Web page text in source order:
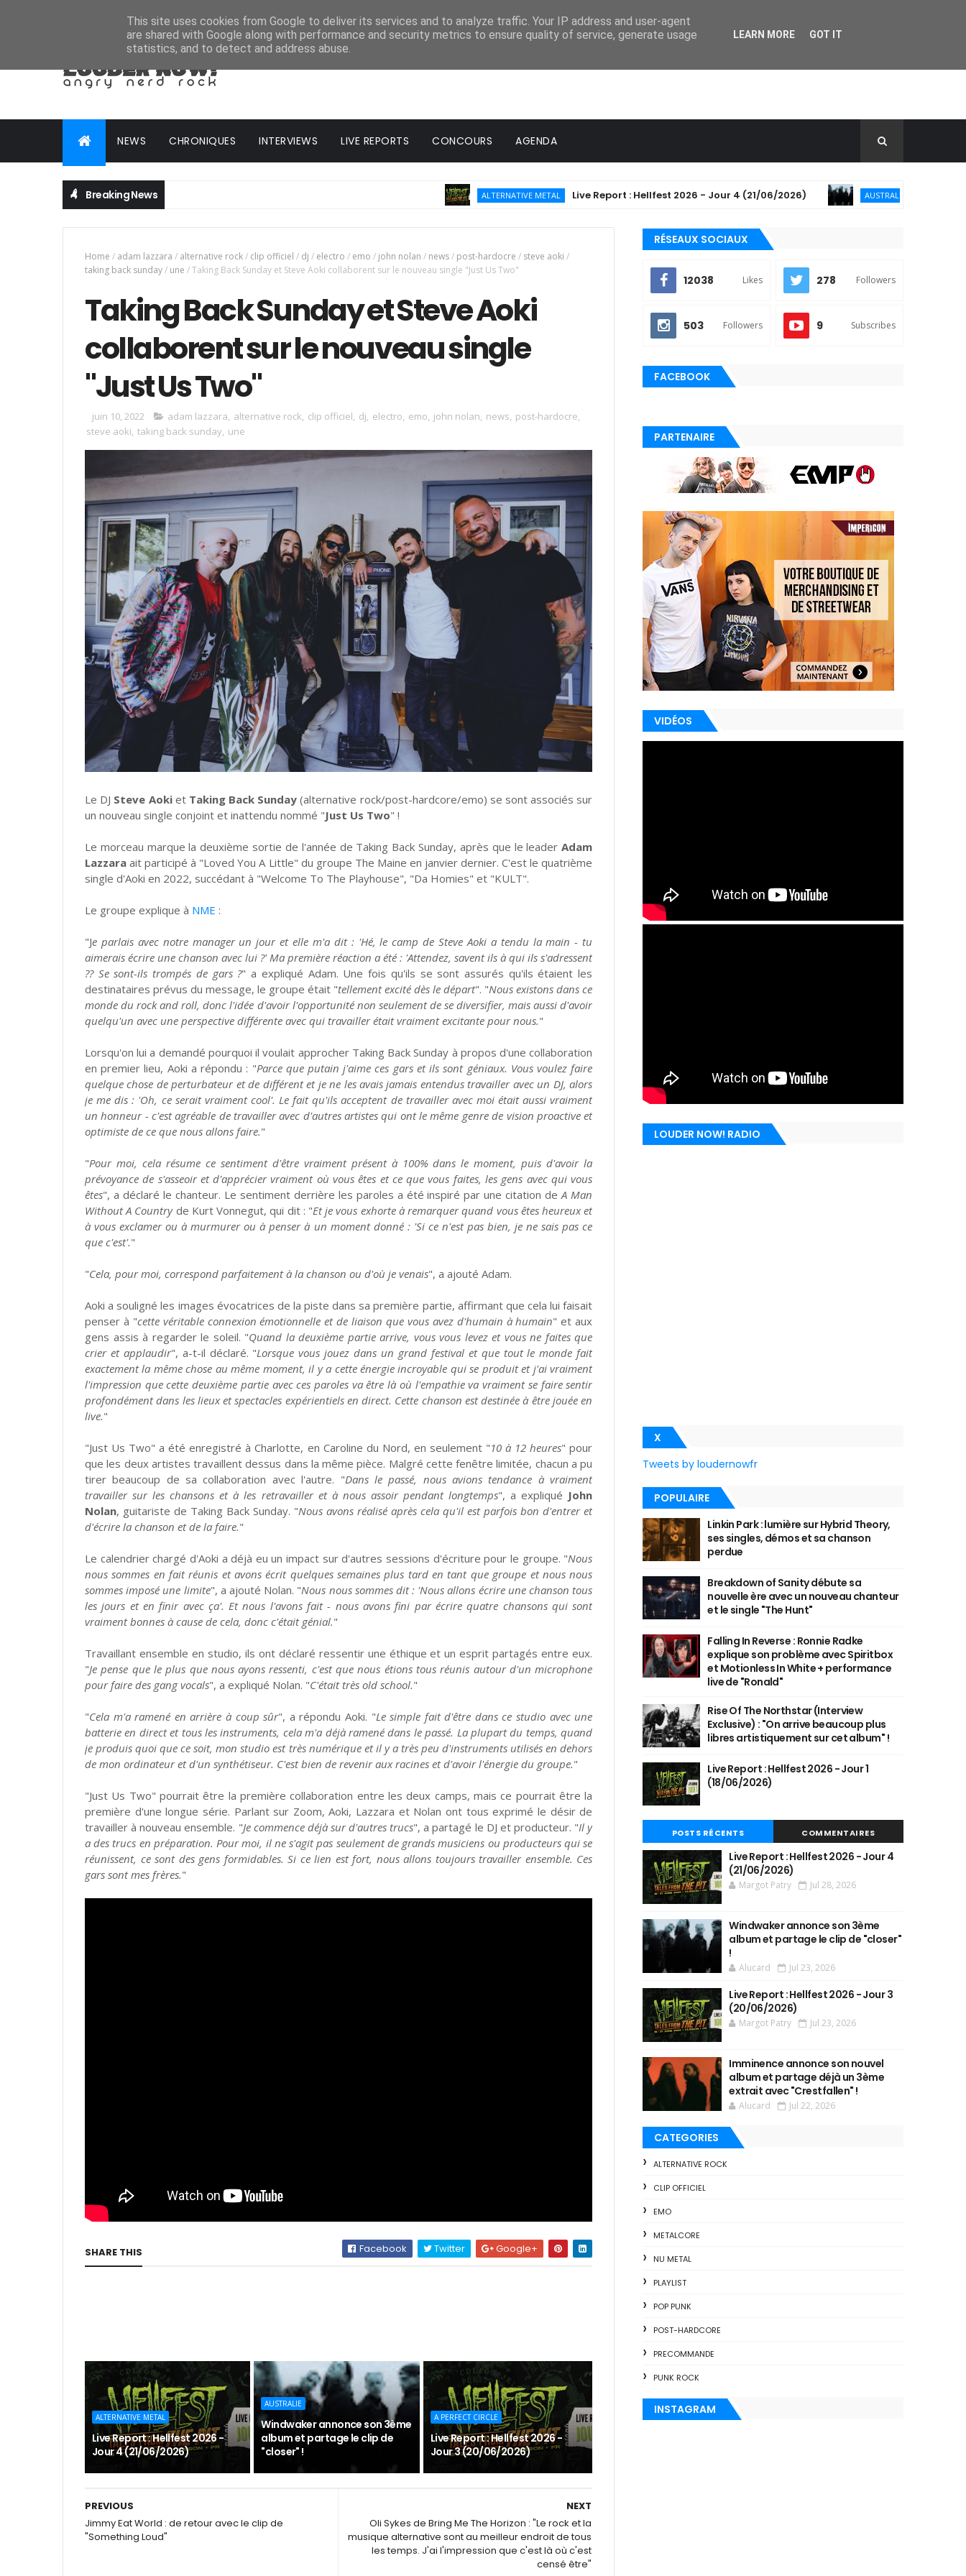
NEWS CHRONIQUES INTERVIEWS LIVE REPORTS CONCOURS AGENDA
Breaking News ALTERNATIVE METAL Live Report : Hellfest 2026 - Jour 4 (21/06/2026) AUSTRALIE Windwaker
Home / adam lazzara / alternative rock/ clip officiel / dj / electro / emo / john nolan / news/ post-hardocre / steve aoki /
taking back sunday/ une /Taking Back Sunday et Steve Aoki collaborent sur le nouveau single "Just Us Two"
Taking Back Sunday et Steve Aoki
collaborent sur le nouveau single
"Just Us Two"
juin 10, 2022 adam lazzara, alternative rock, clip officiel, dj, electro, emo, john nolan, news, post-hardocre,
steve aoki, taking back sunday, une
Le DJ Steve Aokiet Taking Back Sunday (alternative rock/post-hardcore/emo) se sont associés sur
un nouveau single conjoint et inattendu nommé "Just Us Two" !
Le morceau marque la deuxième sortie de l'année de Taking Back Sunday, après que le leader Adam
Lazzara ait participé à "Loved You A Little" du groupe The Maine en janvier dernier. C'est le quatrième
single d'Aoki en 2022, succédant à "Welcome To The Playhouse", "Da Homies" et "KULT".
Le groupe explique à NME :
"Je parlais avec notre manager un jour et elle m'a dit : 'Hé, le camp de Steve Aoki a tendu la main - tu
aimerais écrire une chanson avec lui ?' Ma première réaction a été : 'Attendez, savent ils à qui ils s'adressent
?? Se sont-ils trompés de gars ?" a expliqué Adam. Une fois qu'ils se sont assurés qu'ils étaient les
destinataires prévus du message, le groupe était "tellement excité dès le départ". "Nous existons dans ce
monde du rock and roll, donc l'idée d'avoir l'opportunité non seulement de se diversifier, mais aussi d'avoir
quelqu'un avec une perspective différente avec qui travailler était vraiment excitante pour nous."
Lorsqu'on lui a demandé pourquoi il voulait approcher Taking Back Sunday à propos d'une collaboration
en premier lieu, Aoki a répondu : "Parce que putain j'aime ces gars et ils sont géniaux. Vous voulez faire
quelque chose de perturbateur et de différent et je ne les avais jamais entendus travailler avec un DJ, alors
je me dis : 'Oh, ce serait vraiment cool'. Le fait qu'ils acceptent de travailler avec moi était aussi vraiment
un honneur - c'est agréable de travailler avec d'autres artistes qui ont le même genre de vision proactive et
optimiste de ce que nous allons faire."
"Pour moi, cela résume ce sentiment d'être vraiment présent à 100% dans le moment, puis d'avoir la
prévoyance de s'asseoir et d'apprécier vraiment où vous êtes et ce que vous faites, les gens avec qui vous
êtes", a déclaré le chanteur. Le sentiment derrière les paroles a été inspiré par une citation deA Man
Without A Countryde Kurt Vonnegut, qui dit : "Et je vous exhorte à remarquer quand vous êtes heureux et
à vous exclamer ou à murmurer ou à penser à un moment donné : 'Si ce n'est pas bien, je ne sais pas ce
que c'est'."
"Cela, pour moi, correspond parfaitement à la chanson ou d'où je venais", a ajouté Adam.
Aoki a souligné les images évocatrices de la piste dans sa première partie, affirmant que cela lui faisait
penser à "cette véritable connexion émotionnelle et de liaison que vous avez d'humain à humain" et aux
gens assis à regarder le soleil. "Quand la deuxième partie arrive, vous vous levez et vous ne faites que
crier et applaudir", a-t-il déclaré. "Lorsque vous jouez dans un grand festival et que tout le monde fait
exactement la même chose au même moment, il y a cette énergie incroyable qui se produit et j'ai vraiment
l'impression que cette deuxième partie avec ces paroles va être là où l'empathie va vraiment se faire sentir
profondément dans les lieux et spectacles expérientiels en direct. Cette chanson est destinée à être jouée en
live."
"Just Us Two" a été enregistré à Charlotte, en Caroline du Nord, en seulement "10 à 12 heures" pour
que les deux artistes travaillent dessus dans la même pièce. Malgré cette fenêtre limitée, chacun a pu
tirer beaucoup de sa collaboration avec l'autre. "Dans le passé, nous avions tendance à vraiment
travailler sur les chansons et à les retravailler et à nous assoir pendant longtemps", a expliqué John
Nolan, guitariste de Taking Back Sunday. "Nous avons réalisé après cela qu'il est parfois bon d'entrer et
d'écrire la chanson et de la faire."
Le calendrier chargé d'Aoki a déjà eu un impact sur d'autres sessions d'écriture pour le groupe. "Nous
nous sommes en fait réunis et avons écrit quelques semaines plus tard en tant que groupe et nous nous
sommes imposé une limite", a ajouté Nolan. "Nous nous sommes dit : 'Nous allons écrire une chanson tous
les jours et en finir avec ça'. Et nous l'avons fait - nous avons fini par écrire quatre chansons qui sont
vraiment bonnes à cause de cela, donc c'était génial."
Travaillant ensemble en studio, ils ont déclaré ressentir une éthique et un esprit partagés entre eux.
"Je pense que le plus que nous ayons ressenti, c'est que nous étions tous réunis autour d'un microphone
pour faire des gang vocals", a expliqué Nolan. "C'était très old school."
"Cela m'a ramené en arrière à coup sûr", a répondu Aoki. "Le simple fait d'être dans ce studio avec une
batterie en direct et tous les instruments, cela m'a déjà ramené dans le passé. Laplupart du temps, quand
je produis quoi que ce soit, mon studio est très numérique et il y a très peu d'instruments utilisés en dehors
de mon ordinateur et d'un synthétiseur. C'est bien de revenir aux racines et d'avoir l'énergie du groupe."
"Just Us Two" pourrait être la première collaboration entre les deux camps, mais ce pourrait être la
première d'une longue série. Parlant sur Zoom, Aoki, Lazzara et Nolan ont tous exprimé le désir de
travailler à nouveau ensemble. "Je commence déjà sur d'autres trucs", a partagé le DJ et producteur. "Il y
a des trucs en préparation. Pour moi, il ne s'agit pas seulement de grands musiciens ou producteurs qui se
réunissent, ce sont des gens formidables. Si ce lien est fort, nous allons toujours travailler ensemble. Ces
gars sont mes frères."
SHARE THIS Facebook Twitter Google+
ALTERNATIVE METAL
Live Report : Hellfest 2026 -
Jour 4 (21/06/2026)
AUSTRALIE
Windwaker annonce son 3ème
album et partage le clip de
"closer" !
A PERFECT CIRCLE
Live Report : Hellfest 2026 -
Jour 3 (20/06/2026)
NEXT
Oli Sykes de Bring Me The Horizon : "Le rock et la
musique alternative sont au meilleur endroit de tous
les temps. J'ai l'impression que c'est là où c'est
censé être"
PREVIOUS
Jimmy Eat World : de retour avec le clip de
"Something Loud"
RÉSEAUX SOCIAUX
12038 Likes 278 Followers
503 Followers 9 Subscribes
FACEBOOK
PARTENAIRE
VIDÉOS
LOUDER NOW! RADIO
X
Tweets by loudernowfr
POPULAIRE
Linkin Park : lumière sur Hybrid Theory,
ses singles, démos et sa chanson
perdue
Breakdown of Sanity débute sa
nouvelle ère avec un nouveau chanteur
et le single "The Hunt"
Falling In Reverse : Ronnie Radke
explique son problème avec Spiritbox
et Motionless In White + performance
live de "Ronald"
Rise Of The Northstar (Interview
Exclusive) : "On arrive beaucoup plus
libres artistiquement sur cet album" !
Live Report : Hellfest 2026 - Jour 1
(18/06/2026)
POSTS RÉCENTS COMMENTAIRES
Live Report : Hellfest 2026 - Jour 4
(21/06/2026)
Margot Patry Jul 28, 2026
Windwaker annonce son 3ème
album et partage le clip de "closer"
!
Alucard Jul 23, 2026
Live Report : Hellfest 2026 - Jour 3
(20/06/2026)
Margot Patry Jul 23, 2026
Imminence annonce son nouvel
album et partage déjà un 3ème
extrait avec "Crestfallen" !
Alucard Jul 22, 2026
CATEGORIES
ALTERNATIVE ROCK
CLIP OFFICIEL
EMO
METALCORE
NU METAL
PLAYLIST
POP PUNK
POST-HARDCORE
PRECOMMANDE
PUNK ROCK
INSTAGRAM
This site uses cookies from Google to deliver its services and to analyze traffic. Your IP address and user-agent
are shared with Google along with performance and security metrics to ensure quality of service, generate usage
statistics, and to detect and address abuse.
LEARN MORE GOT IT